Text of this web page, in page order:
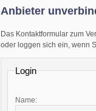
Anbieter
Das Kontaktformular zum
oder loggen sich ein, wenn
Login
Name: